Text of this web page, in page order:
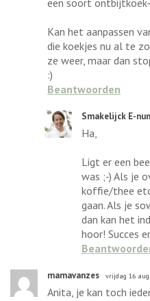
Kan het aanpassen
die koekjes nu al te
ze weer, maar dan
:)
Beantwoorden
Smakelijck E-
Ha,
Ligt er een
was ;-) Als je
koffie/thee
gaan. Als je
dan kan het
hoor! Succes
mamavanzes vrijdag 16 aug
Anita, je kan toch